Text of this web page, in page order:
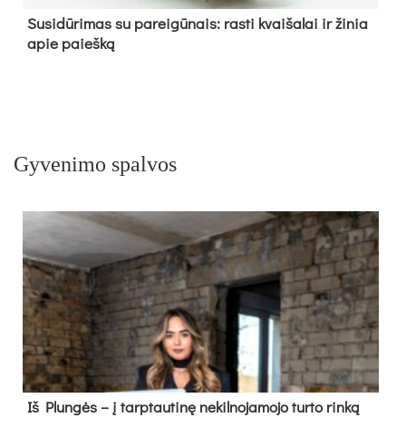
Su­si­dū­ri­mas su pa­rei­gū­nais: ras­ti kvai­ša­lai ir ži­nia
apie paieš­ką
Gyvenimo spalvos
Iš Plungės – į tarptautinę nekilnojamojo turto rinką